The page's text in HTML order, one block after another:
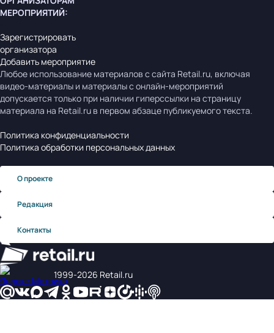
МЕРОПРИЯТИЙ:
Зарегистрировать
организатора
Добавить мероприятие
Любое использование материалов с сайта Retail.ru, включая
видео-материалы и материалы с онлайн-мероприятий
допускается только при наличии гиперссылки на страницу
материала на Retail.ru в первом абзаце публикуемого текста.
Политика конфиденциальности
Политика обработки персональных данных
О проекте
Редакция
Контакты
1999‑2026 Retail.ru